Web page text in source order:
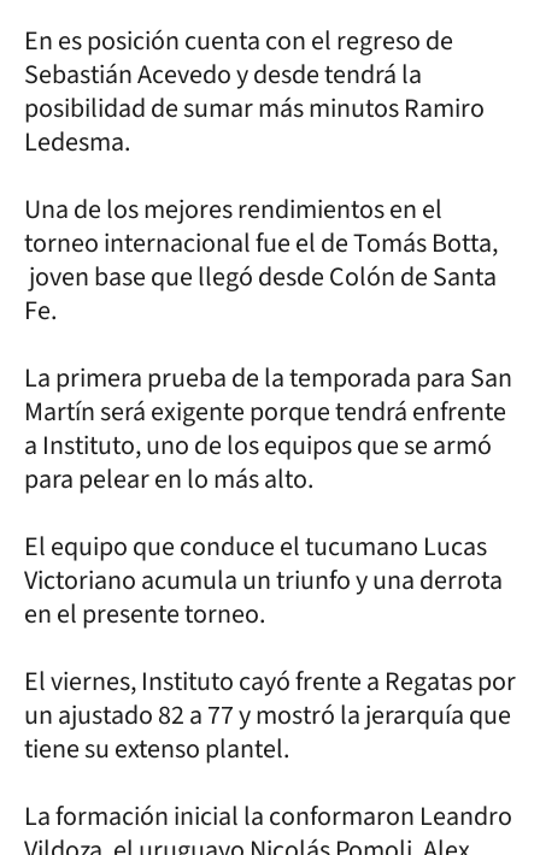
En es posición cuenta con el regreso de
Sebastián Acevedo y desde tendrá la
posibilidad de sumar más minutos Ramiro
Ledesma.
Una de los mejores rendimientos en el
torneo internacional fue el de Tomás Botta,
joven base que llegó desde Colón de Santa
Fe.
La primera prueba de la temporada para San
Martín será exigente porque tendrá enfrente
a Instituto, uno de los equipos que se armó
para pelear en lo más alto.
El equipo que conduce el tucumano Lucas
Victoriano acumula un triunfo y una derrota
en el presente torneo.
El viernes, Instituto cayó frente a Regatas por
un ajustado 82 a 77 y mostró la jerarquía que
tiene su extenso plantel.
La formación inicial la conformaron Leandro